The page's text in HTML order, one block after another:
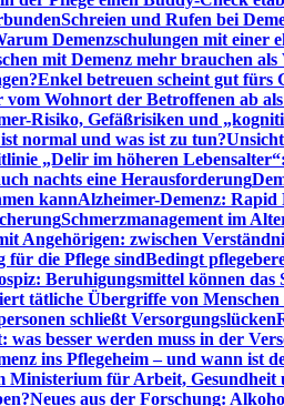
Schreien und Rufen bei
Demenzschulungen mit einer
mit Demenz mehr brauchen als
Enkel betreuen scheint gut fürs
Wohnort der Betroffenen ab
Risiko, Gefäßrisiken und
normal und was ist zu tun?
„Delir im höheren
nachts eine Herausforderung
kannAlzheimer-Demenz:
Schmerzmanagement im
Angehörigen: zwischen
für die Pflege sindBedingt
Beruhigungsmittel können das
tätliche Übergriffe von Menschen
schließt Versorgungslücken
besser werden muss in der
ins Pflegeheim – und wann ist
für Arbeit, Gesundheit
Neues aus der Forschung: